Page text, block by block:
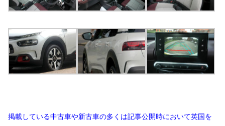
掲載している中古車や新古車の多くは記事公開時において英国を